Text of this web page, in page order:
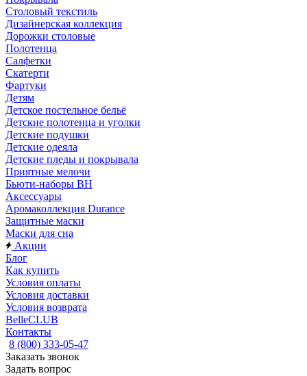
Столовый текстиль
Дизайнерская коллекция
Дорожки столовые
Полотенца
Салфетки
Скатерти
Фартуки
Детям
Детское постельное бельё
Детские полотенца и уголки
Детские подушки
Детские одеяла
Детские пледы и покрывала
Приятные мелочи
Бьюти-наборы ВН
Аксессуары
Аромаколлекция Durance
Защитные маски
Маски для сна
Акции
Блог
Как купить
Условия оплаты
Условия доставки
Условия возврата
BelleCLUB
Контакты
8 (800) 333-05-47
Заказать звонок
Задать вопрос